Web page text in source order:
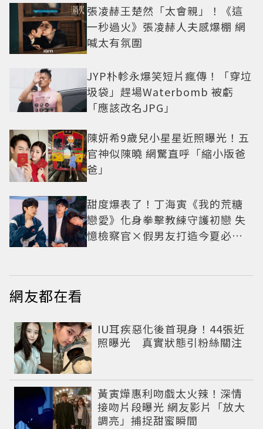
張凌赫王楚然「太會親」！《這
一秒過火》張凌赫人夫感爆棚 網
喊太有氛圍
JYP朴軫永爆笑短片瘋傳！「穿垃
圾袋」趕場Waterbomb 被虧
「應該改名JPG」
陳妍希9歲兒小星星近照曝光！五
官神似陳曉 網驚直呼「縮小版爸
爸」
甜度爆表了！丁海寅《我的荒糖
戀愛》化身拳擊教練守護初戀 失
憶檢察官×假男友打造今夏必看
網友都在看
IU耳疾惡化後首現身！44張近
照曝光 真實狀態引粉絲關注
黃寅燁惠利吻戲太火辣！深情
接吻片段曝光 網友影片「放大
調亮」捕捉甜蜜瞬間